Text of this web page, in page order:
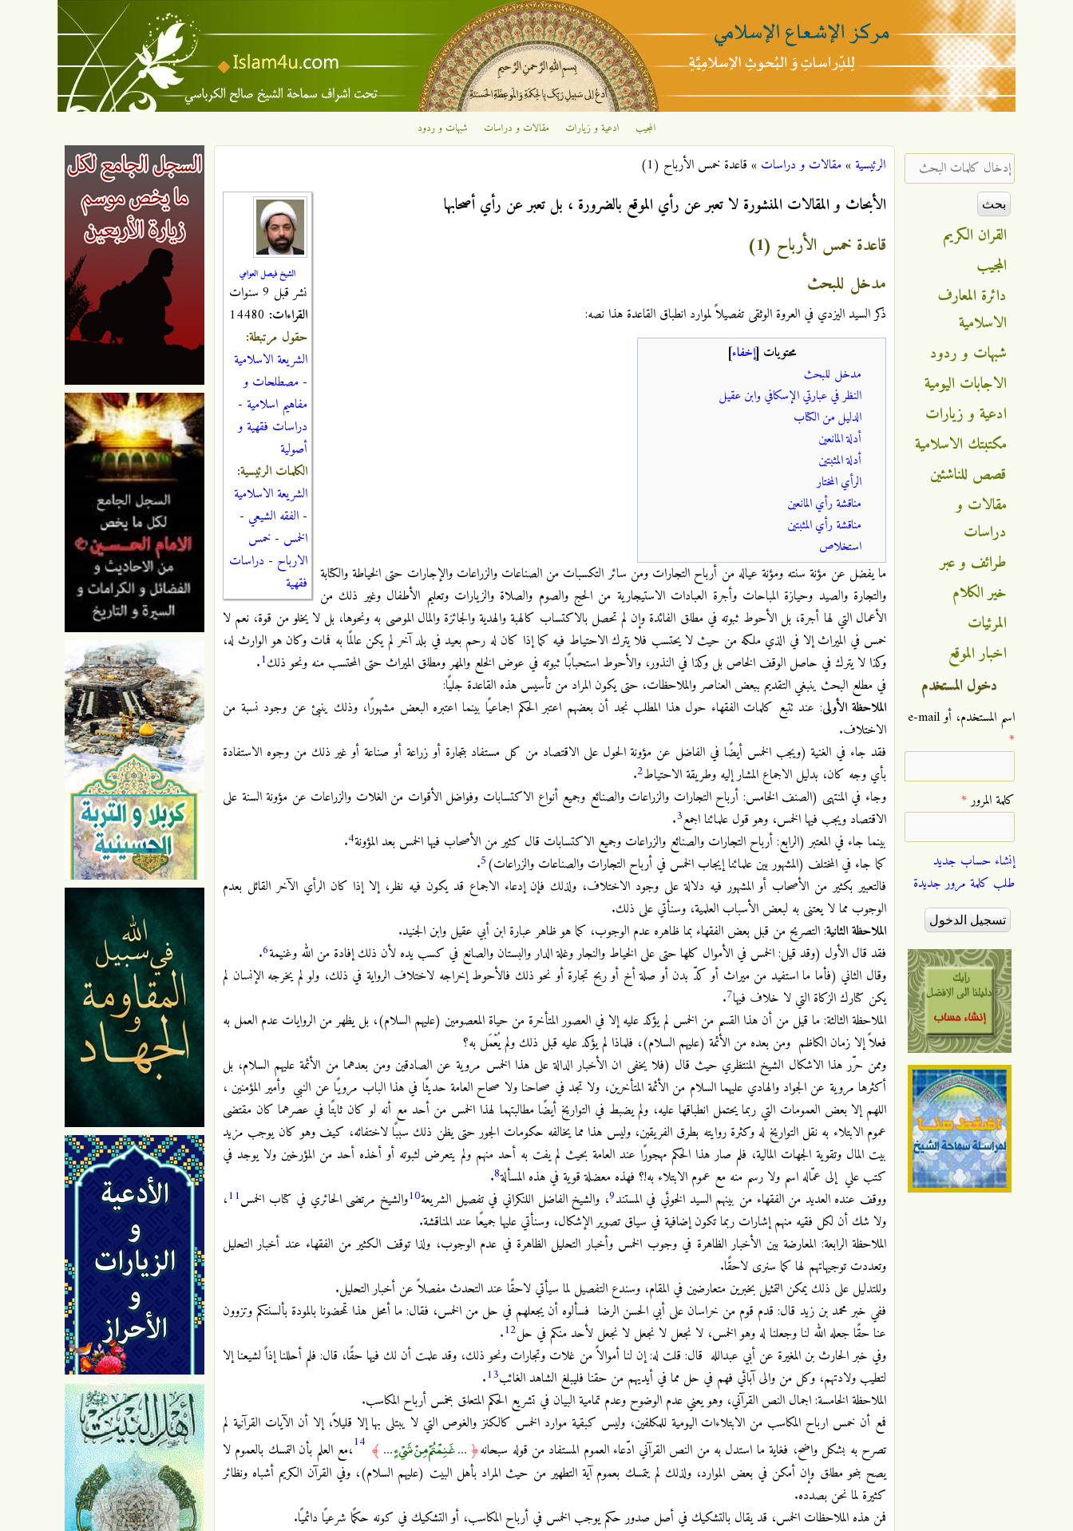
تجاوز إلى المحتوى الرئيسي
الإشعاع
الإسلامي
المجيب ادعية و زيارات مقالات و دراسات شبهات و ردود
أنت هنا
الرئيسية»مقالات و دراسات » قاعدة خمس الأرباح (1)
الشيخ فيصل العوامي
نشر قبل 9 سنوات
القراءات:
حقول مرتبطة:
الشريعة الاسلامية
- مصطلحات و
مفاهيم اسلامية -
دراسات فقهية و
أصولية
الكلمات الرئيسية:
الشريعة الاسلامية
- الفقه الشيعي -
الخمس - خمس
الارباح - دراسات
فقهية
الأبحاث و المقالات المنشورة لا تعبر عن رأي الموقع بالضرورة ، بل تعبر عن رأي أصحابها
قاعدة خمس الأرباح (1)
مدخل للبحث
ذكر السيد اليزدي في العروة الوثقى تفصيلاً لموارد انطباق القاعدة هذا نصه:
محتويات [إخفاء]
مدخل للبحث
النظر في عبارتي الإسكافي وابن عقيل
الدليل من الكتاب
أدلة المانعين
أدلة المثبتين
الرأي المختار
مناقشة رأي المانعين
مناقشة رأي المثبتين
استخلاص
ما يفضل عن مؤنة سنته ومؤنة عياله من أرباح التجارات ومن سائر التكسبات من الصناعات والزراعات والإجارات حتى الخياطة والكتابة
والتجارة والصيد وحيازة المباحات وأجرة العبادات الاستيجارية من الحج والصوم والصلاة والزيارات وتعليم الأطفال وغير ذلك من
الأعمال التي لها أجرة، بل الأحوط ثبوته في مطلق الفائدة وإن لم تحصل بالاكتساب كالهبة والهدية والجائزة والمال الموصى به ونحوها، بل لا يخلو من قوة، نعم لا
خمس في الميراث إلا في الذي ملكه من حيث لا يحتسب فلا يترك الاحتياط فيه كما إذا كان له رحم بعيد في بلد آخر لم يكن عالمًا به فمات وكان هو الوارث له،
وكذا لا يترك في حاصل الوقف الخاص بل وكذا في النذور، والأحوط استحبابًا ثبوته في عوض الخلع والمهر ومطلق الميراث حتى المحتسب منه ونحو ذلك1
.
في مطلع البحث ينبغي التقديم ببعض العناصر والملاحظات، حتى يكون المراد من تأسيس هذه القاعدة جليًا:
الملاحظة الأولى: عند تتبع كلمات الفقهاء حول هذا المطلب نجد أن بعضهم اعتبر الحكم اجماعيًا بينما اعتبره البعض مشهورًا، وذلك ينبئ عن وجود نسبة من
الاختلاف.
فقد جاء في الغنية (ويجب الخمس أيضًا في الفاضل عن مؤونة الحول على الاقتصاد من كل مستفاد بتجارة أو زراعة أو صناعة أو غير ذلك من وجوه الاستفادة
بأي وجه كان، بدليل الاجماع المشار إليه وطريقة الاحتياط2
.
وجاء في المنتهى (الصنف الخامس: أرباح التجارات والزراعات والصنائع وجميع أنواع الاكتسابات وفواضل الأقوات من الغلات والزراعات عن مؤونة السنة على
الاقتصاد ويجب فيها الخمس، وهو قول علمائنا اجمع3
.
بينما جاء في المعتبر (الرابع: أرباح التجارات والصنائع والزراعات وجميع الاكتسابات قال كثير من الأصحاب فيها الخمس بعد المؤونة4
.
كما جاء في المختلف (المشهور بين علمائنا إيجاب الخمس في أرباح التجارات والصناعات والزراعات)5
.
فالتعبير بكثير من الأصحاب أو المشهور فيه دلالة على وجود الاختلاف، ولذلك فإن إدعاء الاجماع قد يكون فيه نظر، إلا إذا كان الرأي الآخر القائل بعدم
الوجوب مما لا يعتنى به لبعض الأسباب العلمية، وسنأتي على ذلك.
الملاحظة الثانية: التصريح من قبل بعض الفقهاء بما ظاهره عدم الوجوب، كما هو ظاهر عبارة ابن أبي عقيل وابن الجنيد.
فقد قال الأول (وقد قيل: الخمس في الأموال كلها حتى على الخياط والنجار وغلة الدار والبستان والصانع في كسب يده لأن ذلك إفادة من الله وغنيمة6
.
وقال الثاني (فأما ما استفيد من ميراث أو كدّ بدن أو صلة أخ أو ربح تجارة أو نحو ذلك فالأحوط إخراجه لاختلاف الرواية في ذلك، ولو لم يخرجه الإنسان لم
يكن كتارك الزكاة التي لا خلاف فيها7
.
الملاحظة الثالثة: ما قيل من أن هذا القسم من الخمس لم يؤكد عليه إلا في العصور المتأخرة من حياة المعصومين (عليهم السلام)، بل يظهر من الروايات عدم العمل به
فعلاً إلا زمان الكاظم ومن بعده من الأئمة (عليهم السلام)، فلماذا لم يؤكد عليه قبل ذلك ولم يُعْمَل به؟
وممن حرّر هذا الاشكال الشيخ المنتظري حيث قال (فلا يخفى ان الأخبار الدالة على هذا الخمس مروية عن الصادقين ومن بعدهما من الأئمة عليهم السلام، بل
أكثرها مروية عن الجواد والهادي عليهما السلام من الأئمة المتأخرين، ولا تجد في صحاحنا ولا صحاح العامة حديثًا في هذا الباب مرويًا عن النبي وأمير المؤمنين ،
اللهم إلا بعض العمومات التي ربما يحتمل انطباقها عليه، ولم يضبط في التواريخ أيضًا مطالبتهما لهذا الخمس من أحد مع أنه لو كان ثابتًا في عصرهما كان مقتضى
عموم الابتلاء به نقل التواريخ له وكثرة روايته بطرق الفريقين، وليس هذا مما يخالفه حكومات الجور حتى يظن ذلك سببًا لاختفائه، كيف وهو كان يوجب مزيد
بيت المال وتقوية الجهات المالية، فلم صار هذا الحكم مهجورًا عند العامة بحيث لم يفت به أحد منهم ولم يتعرض لثبوته أو أخذه أحد من المؤرخين ولا يوجد في
كتب علي إلى عمّاله اسم ولا رسم منه مع عموم الابتلاء به!؟ فهذه معضلة قوية في هذه المسألة8
.
ووقف عنده العديد من الفقهاء من بينهم السيد الخوئي في المستند9، والشيخ الفاضل اللنكراني في تفصيل الشريعة10والشيخ مرتضى الحائري في كتاب الخمس11،
ولا شك أن لكل فقيه منهم إشارات ربما تكون إضافية في سياق تصوير الإشكال، وسنأتي عليها جميعًا عند المناقشة.
الملاحظة الرابعة: المعارضة بين الأخبار الظاهرة في وجوب الخمس وأخبار التحليل الظاهرة في عدم الوجوب، ولذا توقف الكثير من الفقهاء عند أخبار التحليل
وتعددت توجيهاتهم لها كما سنرى لاحقًا.
وللتدليل على ذلك يمكن التمثيل بخبرين متعارضين في المقام، وسندع التفصيل لما سيأتي لاحقًا عند التحدث مفصلاً عن أخبار التحليل.
ففي خبر محمد بن زيد قال: قدم قوم من خراسان على أبي الحسن الرضا فسألوه أن يجعلهم في حل من الخمس، فقال: ما أمحل هذا تمحضونا بالمودة بألسنتكم وتزوون
عنا حقًا جعله الله لنا وجعلنا له وهو الخمس، لا نجعل لا نجعل لا نجعل لأحد منكم في حل12
.
وفي خبر الحارث بن المغيرة عن أبي عبدالله قال: قلت له: إن لنا أموالاً من غلات وتجارات ونحو ذلك، وقد علمت أن لك فيها حقًا، قال: فلم أحللنا إذاً لشيعنا إلا
لتطيب ولادتهم، وكل من والى آبائي فهم في حل مما في أيديهم من حقنا فليبلغ الشاهد الغائب13
.
الملاحظة الخامسة: اجمال النص القرآني، وهو يعني عدم الوضوح وعدم تمامية البيان في تشريع الحكم المتعلق بخمس أرباح المكاسب.
فمع أن خمس ارباح المكاسب من الابتلاءات اليومية للمكلفين، وليس كبقية موارد الخمس كالكنز والغوص التي لا يبتلى بها إلا قليلاً، إلا أن الآيات القرآنية لم
تصرح به بشكل واضح، فغاية ما استدل به من النص القرآني ادّعاء العموم المستفاد من قوله سبحانه﴿ ... غَنِمْتُمْ مِنْ شَيْءٍ ... ﴾ 14،مع العلم بأن التمسك بالعموم لا
يصح بنحو مطلق وإن أمكن في بعض الموارد، ولذلك لم يتمسك بعموم آية التطهير من حيث المراد بأهل البيت (عليهم السلام)، وفي القرآن الكريم أشباه ونظائر
كثيرة لما نحن بصدده.
فمن هذه الملاحظات الخمس، قد يقال بالتشكيك في أصل صدور حكم يوجب الخمس في أرباح المكاسب، أو التشكيك في كونه حكمًا شرعيًا دائميًا.
‏إدخال كلمات البحث ‏
القران الكريم
المجيب
دائرة المعارف
الاسلامية
شبهات و ردود
الاجابات اليومية
ادعية و زيارات
مكتبتك الاسلامية
قصص للناشئين
مقالات و
دراسات
طرائف و عبر
خير الكلام
المرئيات
اخبار الموقع
دخول المستخدم
‏اسم المستخدم، أو e-mail
*
‏كلمة المرور ‏*
إنشاء حساب جديد
طلب كلمة مرور جديدة